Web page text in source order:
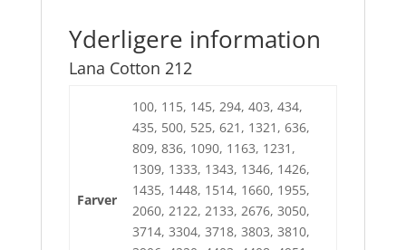
Yderligere information
Lana Cotton 212
Farver
100, 115, 145, 294, 403, 434,
435, 500, 525, 621, 1321, 636,
809, 836, 1090, 1163, 1231,
1309, 1333, 1343, 1346, 1426,
1435, 1448, 1514, 1660, 1955,
2060, 2122, 2133, 2676, 3050,
3714, 3304, 3718, 3803, 3810,